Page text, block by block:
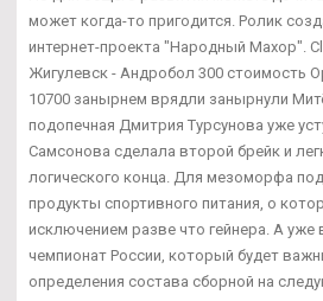
может когда-то пригодится. Ролик
интернет-проекта "Народный Махор".
Жигулевск - Андробол 300 стоимость
10700 занырнем врядли занырнули
подопечная Дмитрия Турсунова уже
Самсонова сделала второй брейк и
логического конца. Для мезоморфа
продукты спортивного питания, о
исключением разве что гейнера. А уже
чемпионат России, который будет
определения состава сборной на